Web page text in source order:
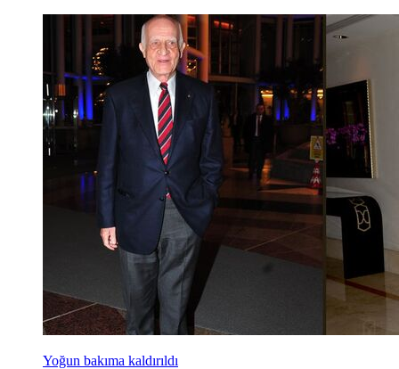
Yoğun bakıma kaldırıldı